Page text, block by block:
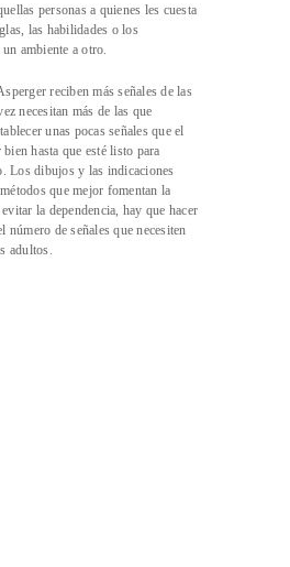
personas a quienes les cuesta
las habilidades o los
ambiente a otro.
reciben más señales de las
necesitan más de las que
unas pocas señales que el
hasta que esté listo para
Los dibujos y las indicaciones
que mejor fomentan la
la dependencia, hay que hacer
número de señales que necesiten
adultos.